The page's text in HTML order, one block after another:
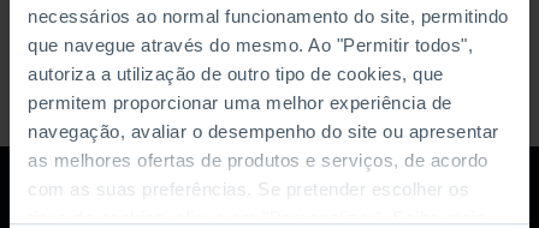
necessários ao normal funcionamento do site, permitindo
que navegue através do mesmo. Ao "Permitir todos",
autoriza a utilização de outro tipo de cookies, que
permitem proporcionar uma melhor experiência de
navegação, avaliar o desempenho do site ou apresentar
as melhores ofertas de produtos e serviços, de acordo
com as suas preferências. Se pretender escolher os